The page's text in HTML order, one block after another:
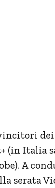
dei
(in Italia
A
serata